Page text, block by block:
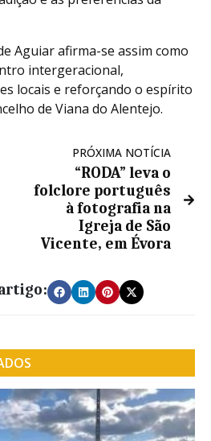
Aguiar afirma-se assim como
intergeracional,
locais e reforçando o espírito
de Viana do Alentejo.
PRÓXIMA NOTÍCIA
“RODA” leva o
folclore português
à fotografia na
Igreja de São
Vicente, em Évora